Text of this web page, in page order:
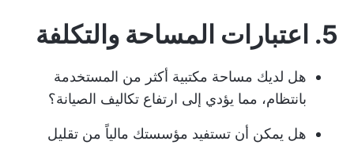
5. اعتبارات المساحة والتكلفة
هل لديك مساحة مكتبية أكثر من المستخدمة
بانتظام، مما يؤدي إلى ارتفاع تكاليف الصيانة؟
هل يمكن أن تستفيد مؤسستك مالياً من تقليل